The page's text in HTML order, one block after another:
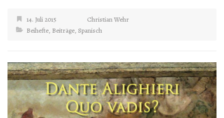
14. Juli 2015
Christian Wehr
Beihefte, Beiträge, Spanisch